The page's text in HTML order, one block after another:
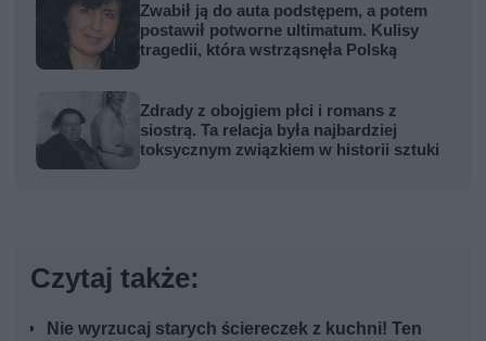
Zwabił ją do auta podstępem, a potem
postawił potworne ultimatum. Kulisy
tragedii, która wstrząsnęła Polską
Zdrady z obojgiem płci i romans z
siostrą. Ta relacja była najbardziej
toksycznym związkiem w historii sztuki
Czytaj także:
Nie wyrzucaj starych ściereczek z kuchni! Ten